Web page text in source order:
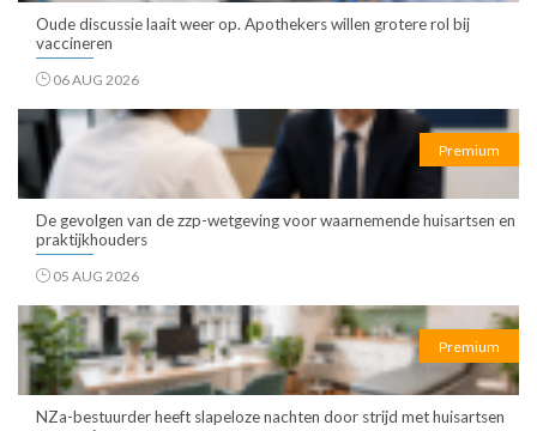
Oude discussie laait weer op. Apothekers willen grotere rol bij
vaccineren
06 AUG 2026
Premium
De gevolgen van de zzp-wetgeving voor waarnemende huisartsen en
praktijkhouders
05 AUG 2026
Premium
NZa-bestuurder heeft slapeloze nachten door strijd met huisartsen